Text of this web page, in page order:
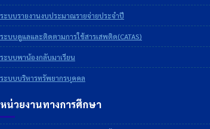
ระบบรายงานงบประมาณรายจ่ายประจำปี
ระบบดูแลและติดตามการใช้สารเสพติด(CATAS)
ระบบพาน้องกลับมาเรียน
ระบบบริหารทรัพยากรบุคคล
หน่วยงานทางการศึกษา